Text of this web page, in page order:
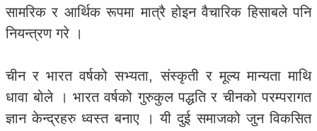
सामरिक र आर्थिक रूपमा मात्रै होइन वैचारिक हिसाबले पनि
नियन्त्रण गरे ।
चीन र भारत वर्षको सभ्यता, संस्कृती र मूल्य मान्यता माथि
धावा बोले । भारत वर्षको गुरुकुल पद्धति र चीनको परम्परागत
ज्ञान केन्द्रहरु ध्वस्त बनाए । यी दुई समाजको जुन विकसित